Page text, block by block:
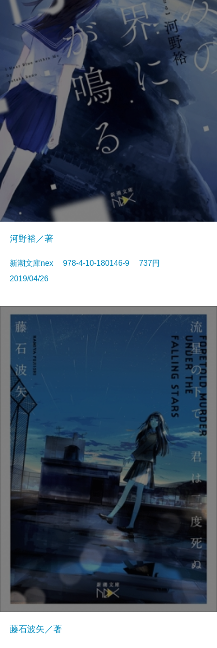
河野裕／著
新潮文庫nex 978-4-10-180146-9 737円
2019/04/26
藤石波矢／著